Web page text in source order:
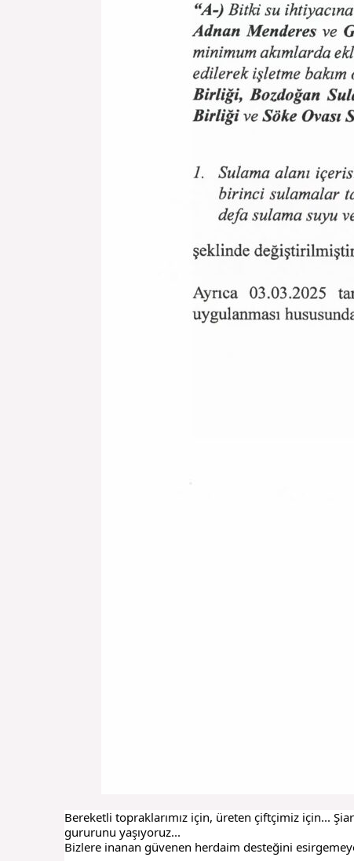
Bereketli topraklarımız için, üreten çiftçimiz için...
gururunu yaşıyoruz...
Bizlere inanan güvenen herdaim desteğini